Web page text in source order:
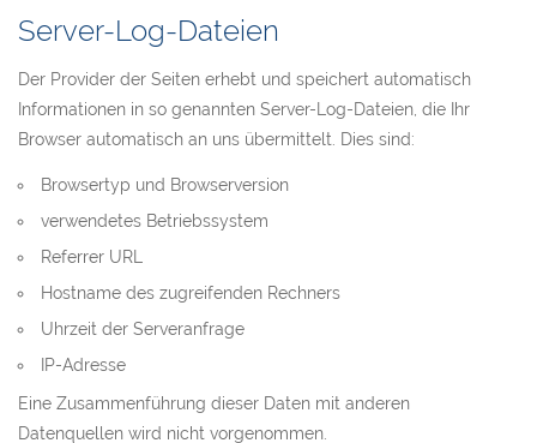
Server-Log-Dateien
Der Provider der Seiten erhebt und speichert automatisch
Informationen in so genannten Server-Log-Dateien, die Ihr
Browser automatisch an uns übermittelt. Dies sind:
Browsertyp und Browserversion
verwendetes Betriebssystem
Referrer URL
Hostname des zugreifenden Rechners
Uhrzeit der Serveranfrage
IP-Adresse
Eine Zusammenführung dieser Daten mit anderen
Datenquellen wird nicht vorgenommen.